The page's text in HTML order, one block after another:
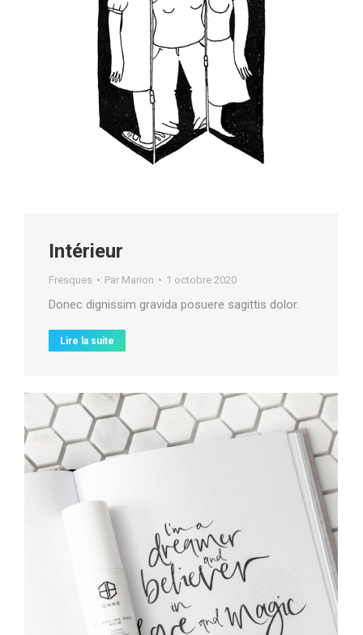
Intérieur
Fresques Par Marion 1 octobre 2020
Donec dignissim gravida posuere sagittis dolor.
Lire la suite